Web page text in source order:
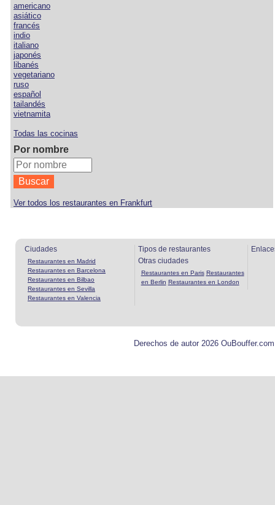
americano
asiático
francés
indio
italiano
japonés
libanés
vegetariano
ruso
español
tailandés
vietnamita
Todas las cocinas
Por nombre
Ver todos los restaurantes en Frankfurt
Ciudades
Restaurantes en Madrid
Restaurantes en Barcelona
Restaurantes en Bilbao
Restaurantes en Sevilla
Restaurantes en Valencia
Tipos de restaurantes
Otras ciudades
Restaurantes en Paris Restaurantes
en Berlin Restaurantes en London
Derechos de autor 2026